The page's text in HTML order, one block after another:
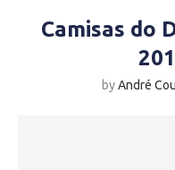
Camisas do
byAndré